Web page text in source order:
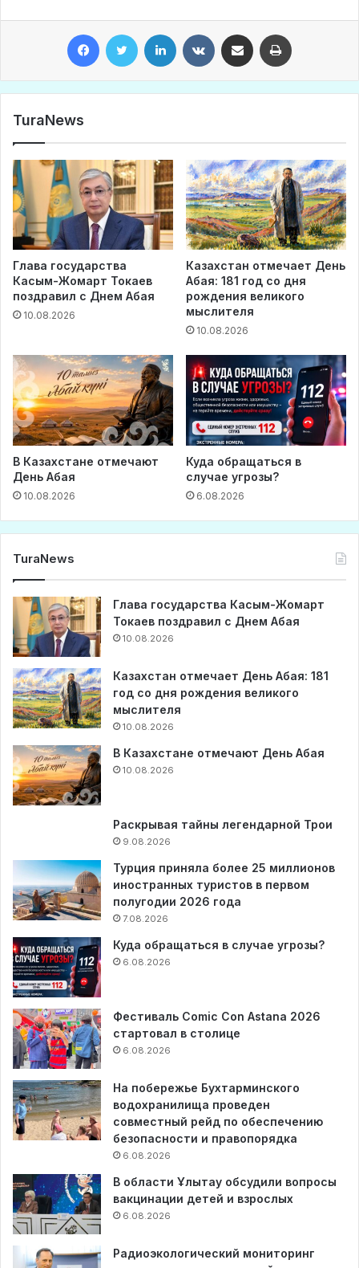
TuraNews
Глава государства
Касым-Жомарт Токаев
поздравил с Днем Абая
10.08.2026
Казахстан отмечает День
Абая: 181 год со дня
рождения великого
мыслителя
10.08.2026
В Казахстане отмечают
День Абая
10.08.2026
Куда обращаться в
случае угрозы?
6.08.2026
TuraNews
Глава государства Касым-Жомарт
Токаев поздравил с Днем Абая
10.08.2026
Казахстан отмечает День Абая: 181
год со дня рождения великого
мыслителя
10.08.2026
В Казахстане отмечают День Абая
10.08.2026
Раскрывая тайны легендарной Трои
9.08.2026
Турция приняла более 25 миллионов
иностранных туристов в первом
полугодии 2026 года
7.08.2026
Куда обращаться в случае угрозы?
6.08.2026
Фестиваль Comic Con Astana 2026
стартовал в столице
6.08.2026
На побережье Бухтарминского
водохранилища проведен
совместный рейд по обеспечению
безопасности и правопорядка
6.08.2026
В области Ұлытау обсудили вопросы
вакцинации детей и взрослых
6.08.2026
Радиоэкологический мониторинг